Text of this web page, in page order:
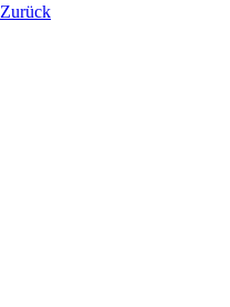
Zurück